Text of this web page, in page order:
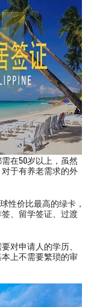
在50岁以上，虽然
于有养老需求的外
性价比最高的绿卡，
、留学签证、过渡
对申请人的学历、
上不需要繁琐的审